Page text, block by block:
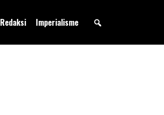
Redaksi Imperialisme